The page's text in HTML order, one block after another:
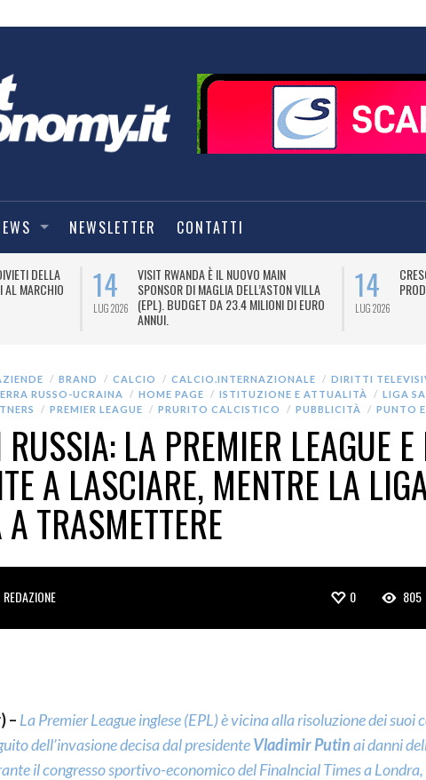
NEWSLETTER CONTATTI
DELLA
AL MARCHIO
14
LUG 2026
VISIT RWANDA È IL NUOVO MAIN
SPONSOR DI MAGLIA DELL’ASTON VILLA
(EPL). BUDGET DA 23.4 MILIONI DI EURO
ANNUI.
14
LUG 2026
BRAND CALCIO CALCIO.INTERNAZIONALE
DIRITTI
RUSSO-UCRAINA HOME PAGE ISTITUZIONE E ATTUALITÀ
LIGA
PREMIER LEAGUE PRURITO CALCISTICO PUBBLICITÀ PUNTO
LA PREMIER LEAGUE E
A LASCIARE, MENTRE LA
TRASMETTERE
REDAZIONE 0 805
– La Premier League inglese (EPL) è vicina alla risoluzione dei suoi
dell’invasione decisa dal presidenteVladimir Putinai danni
il congresso sportivo-economico del Finalncial Times a